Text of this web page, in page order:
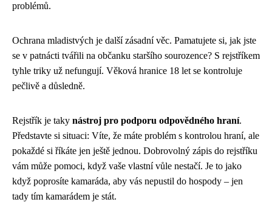
problémů.
Ochrana mladistvých je další zásadní věc. Pamatujete si, jak jste
se v patnácti tvářili na občanku staršího sourozence? S rejstříkem
tyhle triky už nefungují. Věková hranice 18 let se kontroluje
pečlivě a důsledně.
Rejstřík je taky nástroj pro podporu odpovědného hraní.
Představte si situaci: Víte, že máte problém s kontrolou hraní, ale
pokaždé si říkáte jen ještě jednou. Dobrovolný zápis do rejstříku
vám může pomoci, když vaše vlastní vůle nestačí. Je to jako
když poprosíte kamaráda, aby vás nepustil do hospody – jen
tady tím kamarádem je stát.